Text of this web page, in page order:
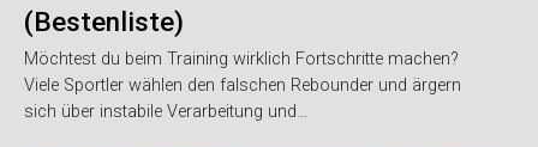
(Bestenliste)
Möchtest du beim Training wirklich Fortschritte machen?
Viele Sportler wählen den falschen Rebounder und ärgern
sich über instabile Verarbeitung und…